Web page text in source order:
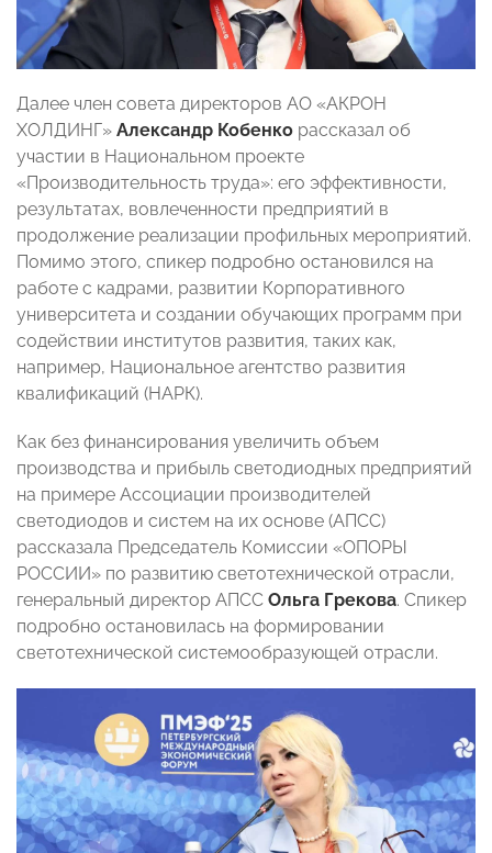
Далее член совета директоров АО «АКРОН
ХОЛДИНГ» Александр Кобенко рассказал об
участии в Национальном проекте
«Производительность труда»: его эффективности,
результатах, вовлеченности предприятий в
продолжение реализации профильных мероприятий.
Помимо этого, спикер подробно остановился на
работе с кадрами, развитии Корпоративного
университета и создании обучающих программ при
содействии институтов развития, таких как,
например, Национальное агентство развития
квалификаций (НАРК).
Как без финансирования увеличить объем
производства и прибыль светодиодных предприятий
на примере Ассоциации производителей
светодиодов и систем на их основе (АПСС)
рассказала Председатель Комиссии «ОПОРЫ
РОССИИ» по развитию светотехнической отрасли,
генеральный директор АПСС Ольга Грекова. Спикер
подробно остановилась на формировании
светотехнической системообразующей отрасли.